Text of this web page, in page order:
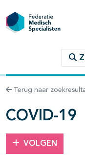
Terug naar
COVID-19
VOLGEN
binnen deze